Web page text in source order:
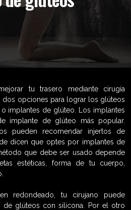
tu trasero mediante cirugía
dos opciones para lograr los glúteos
implantes de glúteo. Los implantes
implante de glúteo más popular.
pueden recomendar injertos de
dicen que optes por implantes de
que debe ser usado depende
estéticas, forma de tu cuerpo,
redondeado, tu cirujano puede
de glúteos con silicona. Por el otro